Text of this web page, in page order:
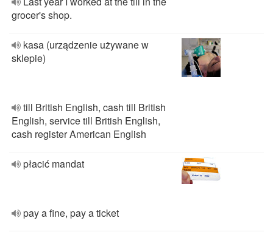
grocer's shop.
kasa (urządzenie używane w
sklepie)
till British English, cash till British
English, service till British English,
cash register American English
płacić mandat
pay a fine, pay a ticket